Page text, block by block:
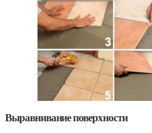
Выравнивание поверхности